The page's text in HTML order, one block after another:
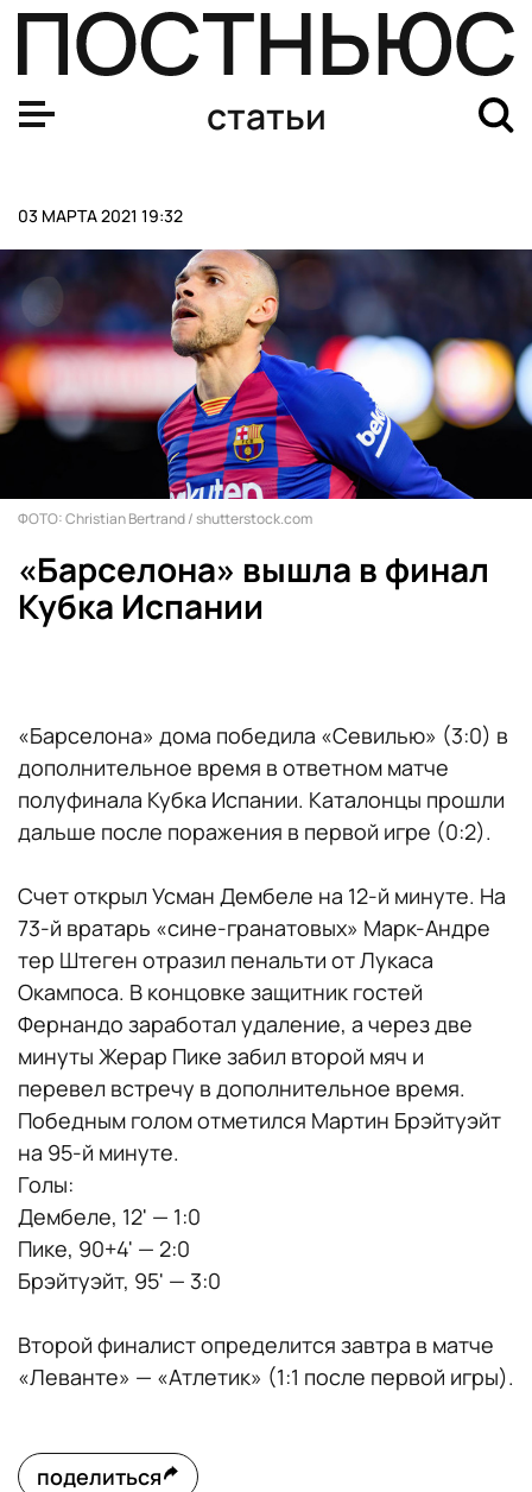
статьи
03 МАРТА 2021 19:32
ФОТО: Christian Bertrand / shutterstock.com
«Барселона» вышла в финал
Кубка Испании
«Барселона» дома победила «Севилью» (3:0) в
дополнительное время в ответном матче
полуфинала Кубка Испании. Каталонцы прошли
дальше после поражения в первой игре (0:2).
Счет открыл Усман Дембеле на 12-й минуте. На
73-й вратарь «сине-гранатовых» Марк-Андре
тер Штеген отразил пенальти от Лукаса
Окампоса. В концовке защитник гостей
Фернандо заработал удаление, а через две
минуты Жерар Пике забил второй мяч и
перевел встречу в дополнительное время.
Победным голом отметился Мартин Брэйтуэйт
на 95-й минуте.
Голы:
Дембеле, 12' — 1:0
Пике, 90+4' — 2:0
Брэйтуэйт, 95' — 3:0
Второй финалист определится завтра в матче
«Леванте» — «Атлетик» (1:1 после первой игры).
поделиться
Минюст признал «Альянс врачей» иностранным